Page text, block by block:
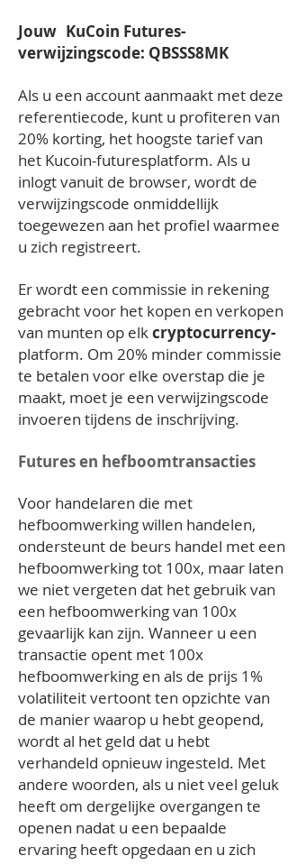
Jouw KuCoin Futures-
verwijzingscode: QBSSS8MK
Als u een account aanmaakt met deze
referentiecode, kunt u profiteren van
20% korting, het hoogste tarief van
het Kucoin-futuresplatform. Als u
inlogt vanuit de browser, wordt de
verwijzingscode onmiddellijk
toegewezen aan het profiel waarmee
u zich registreert.
Er wordt een commissie in rekening
gebracht voor het kopen en verkopen
van munten op elkcryptocurrency-
platform. Om 20% minder commissie
te betalen voor elke overstap die je
maakt, moet je een verwijzingscode
invoeren tijdens de inschrijving.
Futures en hefboomtransacties
Voor handelaren die met
hefboomwerking willen handelen,
ondersteunt de beurs handel met een
hefboomwerking tot 100x, maar laten
we niet vergeten dat het gebruik van
een hefboomwerking van 100x
gevaarlijk kan zijn. Wanneer u een
transactie opent met 100x
hefboomwerking en als de prijs 1%
volatiliteit vertoont ten opzichte van
de manier waarop u hebt geopend,
wordt al het geld dat u hebt
verhandeld opnieuw ingesteld. Met
andere woorden, als u niet veel geluk
heeft om dergelijke overgangen te
openen nadat u een bepaalde
ervaring heeft opgedaan en u zich